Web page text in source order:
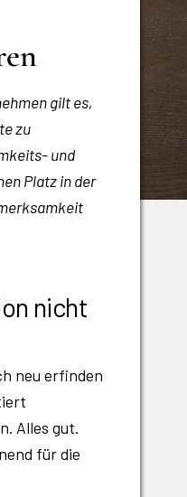
gilt es,
zu
und
Platz in der
nicht
neu erfinden
Alles gut.
für die